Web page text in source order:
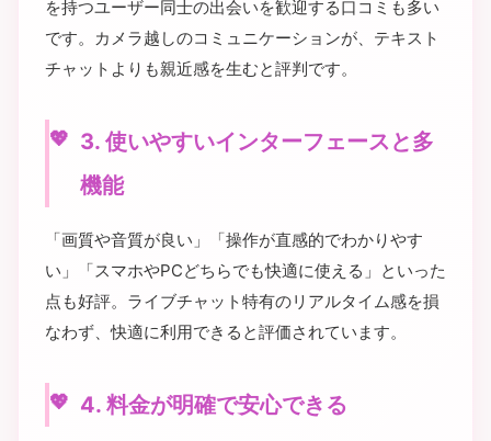
を持つユーザー同士の出会いを歓迎する口コミも多い
です。カメラ越しのコミュニケーションが、テキスト
チャットよりも親近感を生むと評判です。
3. 使いやすいインターフェースと多
機能
「画質や音質が良い」「操作が直感的でわかりやす
い」「スマホやPCどちらでも快適に使える」といった
点も好評。ライブチャット特有のリアルタイム感を損
なわず、快適に利用できると評価されています。
4. 料金が明確で安心できる